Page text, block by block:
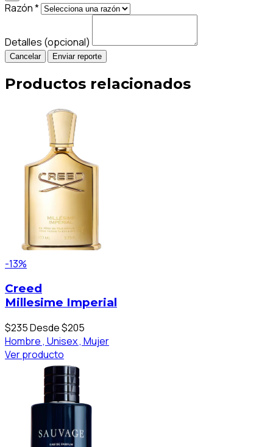
Razón *
Detalles (opcional)
Cancelar Enviar reporte
Productos relacionados
-13%
Creed
Millesime Imperial
$235Desde $205
Hombre , Unisex , Mujer
Ver producto